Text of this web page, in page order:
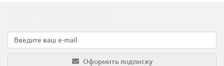
Оформить подписку